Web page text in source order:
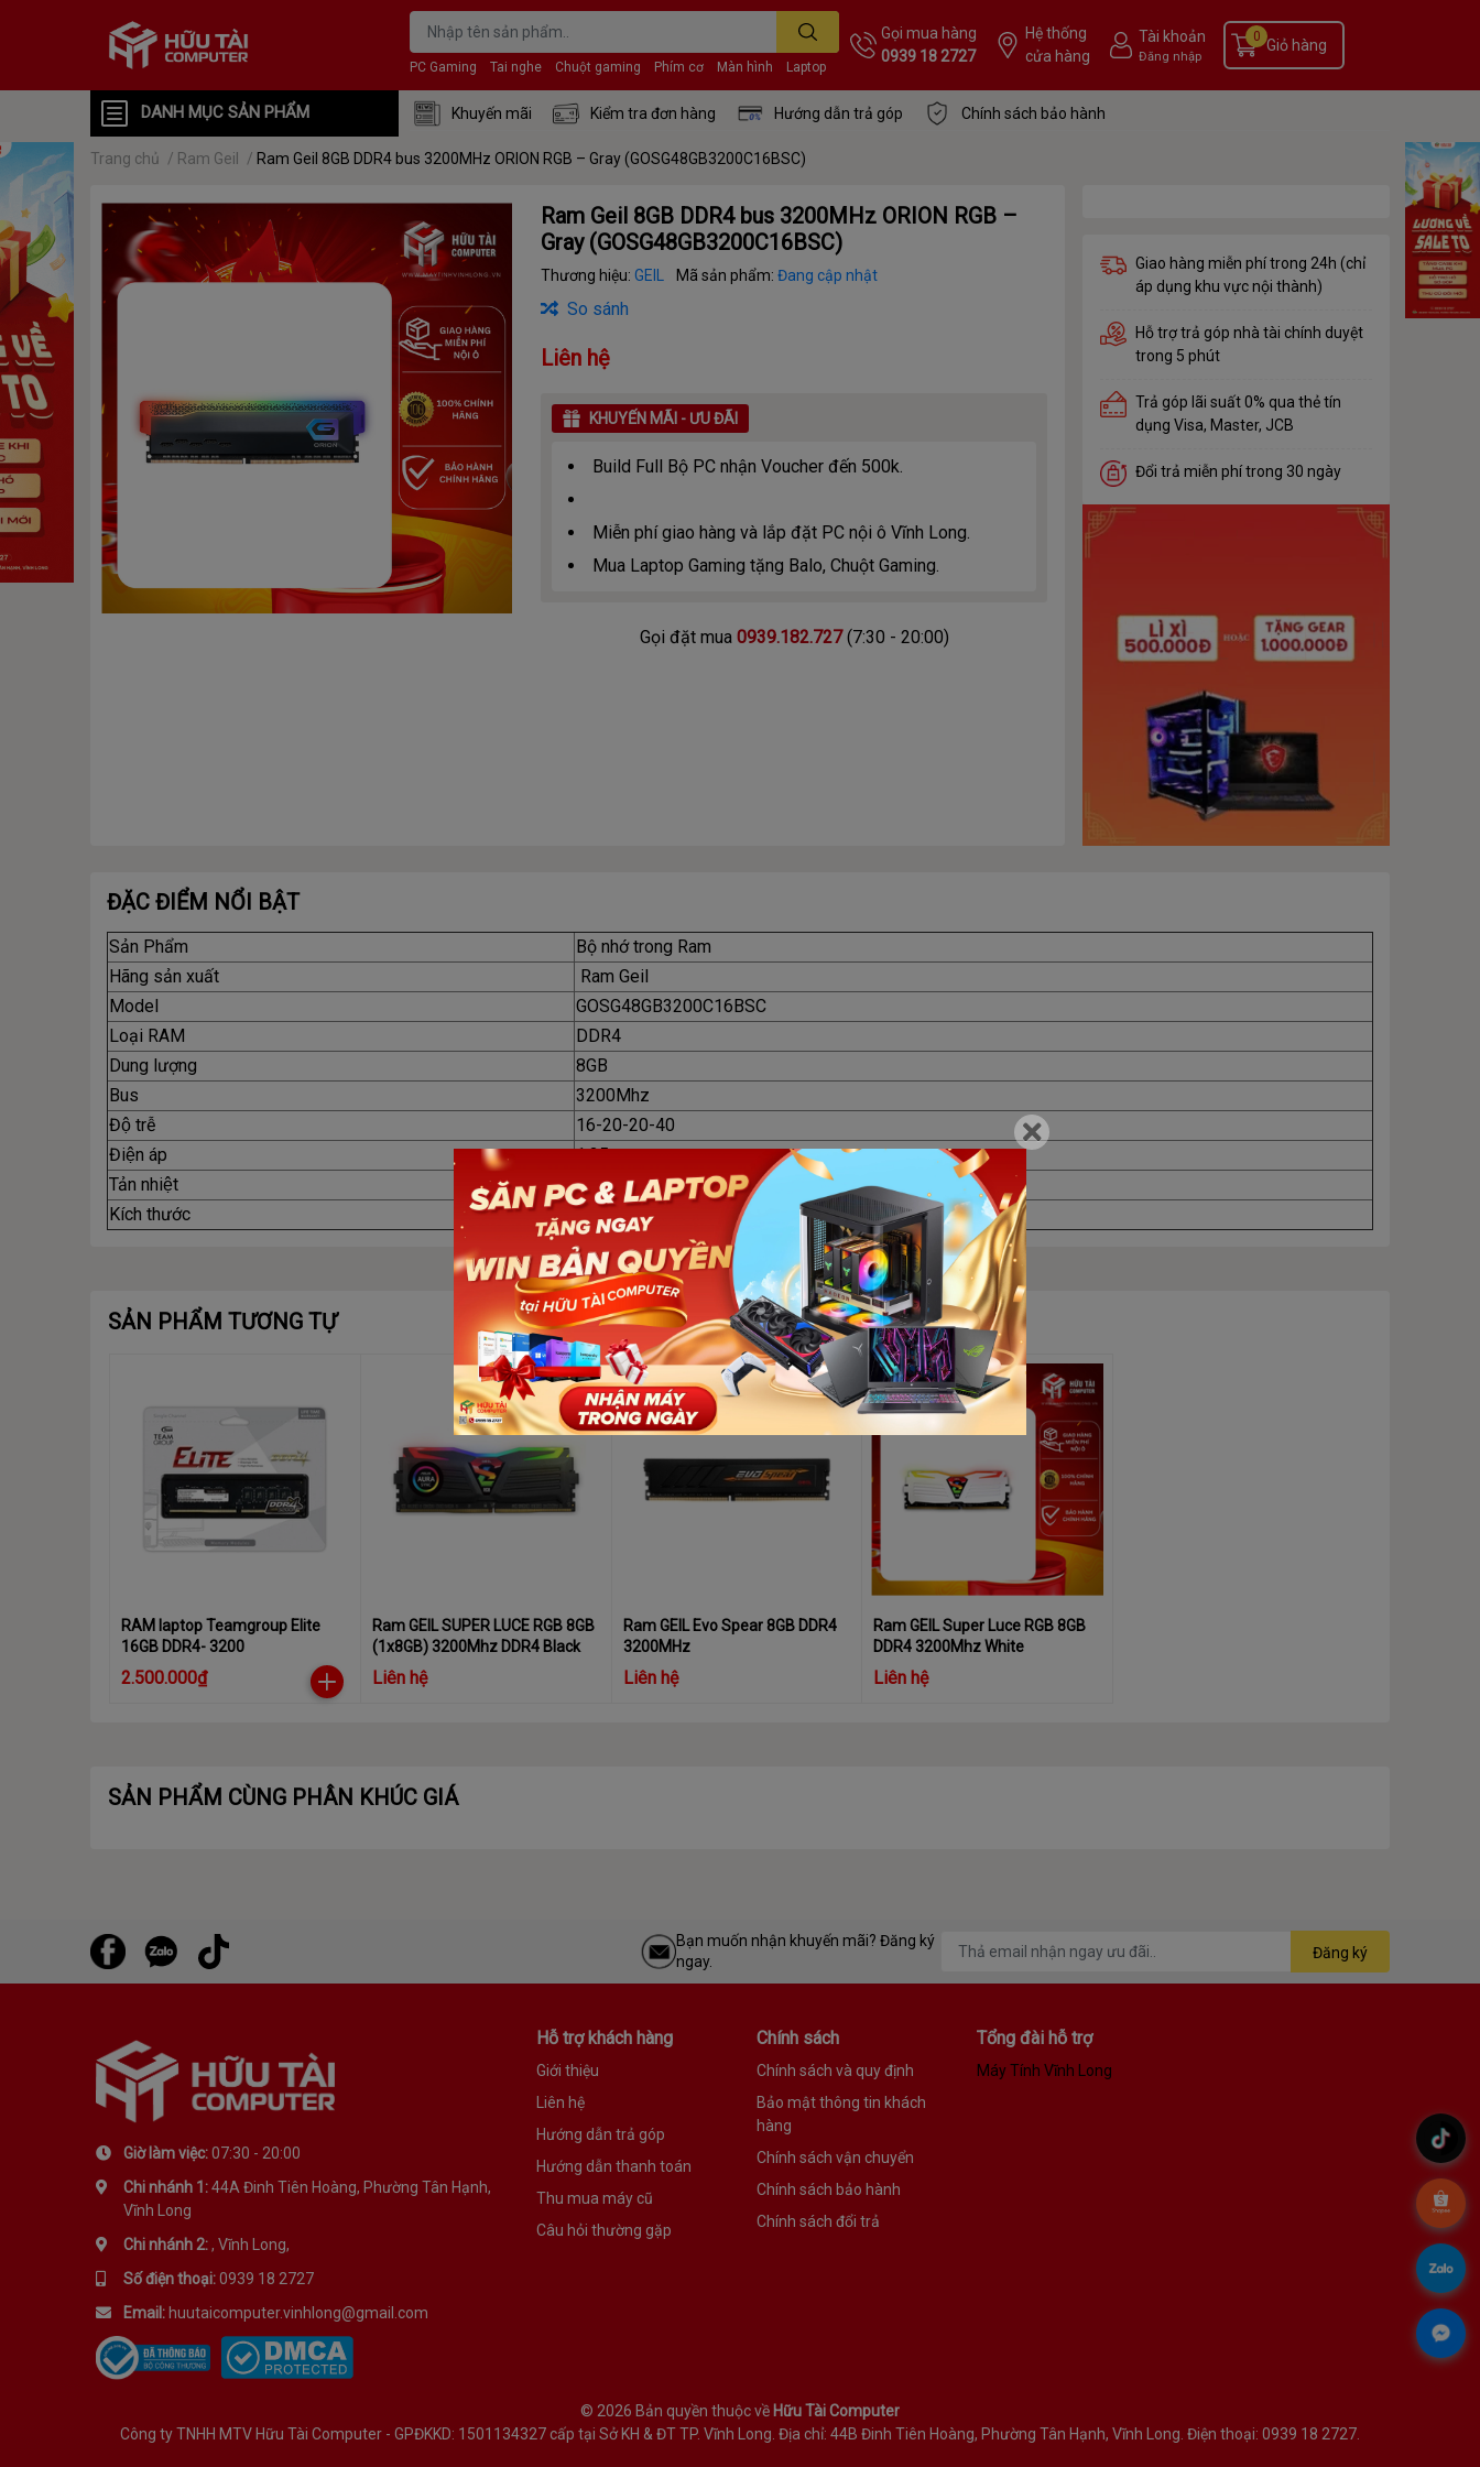
PC Gaming Tai nghe Chuột gaming Phím cơ Màn hình Laptop
Gọi mua hàng
0939 18 2727
Hệ thống
cửa hàng
Tài khoản
Đăng nhập
Giỏ hàng
0
DANH MỤC SẢN PHẨM Khuyến mãi Kiểm tra đơn hàng Hướng dẫn trả góp Chính sách bảo hành
Trang chủ / Ram Geil / Ram Geil 8GB DDR4 bus 3200MHz ORION RGB – Gray (GOSG48GB3200C16BSC)
Ram Geil 8GB DDR4 bus 3200MHz ORION RGB –
Gray (GOSG48GB3200C16BSC)
Thương hiệu:GEIL Mã sản phẩm:Đang cập nhật
So sánh
Liên hệ
KHUYẾN MÃI - ƯU ĐÃI
Build Full Bộ PC nhận Voucher đến 500k.
Miễn phí giao hàng và lắp đặt PC nội ô Vĩnh Long.
Mua Laptop Gaming tặng Balo, Chuột Gaming.
Gọi đặt mua 0939.182.727(7:30 - 20:00)
Giao hàng miễn phí trong 24h (chỉ
áp dụng khu vực nội thành)
Hỗ trợ trả góp nhà tài chính duyệt
trong 5 phút
Trả góp lãi suất 0% qua thẻ tín
dụng Visa, Master, JCB
Đổi trả miễn phí trong 30 ngày
ĐẶC ĐIỂM NỔI BẬT
Sản Phẩm
Bộ nhớ trong Ram
Hãng sản xuất
Ram Geil
Model
GOSG48GB3200C16BSC
Loại RAM
DDR4
Dung lượng
8GB
Bus
3200Mhz
Độ trễ
16-20-20-40
Điện áp
1.35v
Tản nhiệt
Có
Kích thước
167*75.5*25.4 mm
SẢN PHẨM TƯƠNG TỰ
RAM laptop Teamgroup Elite
16GB DDR4- 3200
2.500.000₫
Ram GEIL SUPER LUCE RGB 8GB
(1x8GB) 3200Mhz DDR4 Black
Liên hệ
Ram GEIL Evo Spear 8GB DDR4
3200MHz
Liên hệ
Ram GEIL Super Luce RGB 8GB
DDR4 3200Mhz White
Liên hệ
SẢN PHẨM CÙNG PHÂN KHÚC GIÁ
Bạn muốn nhận khuyến mãi? Đăng ký
ngay.
Đăng ký
Giờ làm việc:07:30 - 20:00
Chi nhánh 1:44A Đinh Tiên Hoàng, Phường Tân Hạnh,
Vĩnh Long
Chi nhánh 2:, Vĩnh Long,
Số điện thoại:0939 18 2727
Email: huutaicomputer.vinhlong@gmail.com
Hỗ trợ khách hàng
Giới thiệu
Liên hệ
Hướng dẫn trả góp
Hướng dẫn thanh toán
Thu mua máy cũ
Câu hỏi thường gặp
Chính sách
Chính sách và quy định
Bảo mật thông tin khách
hàng
Chính sách vận chuyển
Chính sách bảo hành
Chính sách đổi trả
Tổng đài hỗ trợ
Máy Tính Vĩnh Long
© 2026 Bản quyền thuộc về Hữu Tài Computer
Công ty TNHH MTV Hữu Tài Computer - GPĐKKD: 1501134327 cấp tại Sở KH & ĐT TP. Vĩnh Long. Địa chỉ: 44B Đinh Tiên Hoàng, Phường Tân Hạnh, Vĩnh Long. Điện thoại: 0939 18 2727.
.
.
.
.